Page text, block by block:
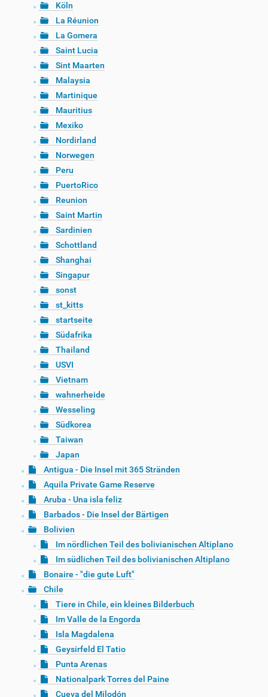
Köln
La Réunion
La Gomera
Saint Lucia
Sint Maarten
Malaysia
Martinique
Mauritius
Mexiko
Nordirland
Norwegen
Peru
PuertoRico
Reunion
Saint Martin
Sardinien
Schottland
Shanghai
Singapur
sonst
st_kitts
startseite
Südafrika
Thailand
USVI
Vietnam
wahnerheide
Wesseling
Südkorea
Taiwan
Japan
Antigua - Die Insel mit 365 Stränden
Aquila Private Game Reserve
Aruba - Una isla feliz
Barbados - Die Insel der Bärtigen
Bolivien
Im nördlichen Teil des bolivianischen Altiplano
Im südlichen Teil des bolivianischen Altiplano
Bonaire - "die gute Luft"
Chile
Tiere in Chile, ein kleines Bilderbuch
Im Valle de la Engorda
Isla Magdalena
Geysirfeld El Tatio
Punta Arenas
Nationalpark Torres del Paine
Cueva del Milodón